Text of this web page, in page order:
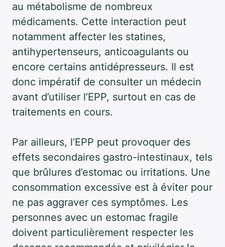
au métabolisme de nombreux
médicaments. Cette interaction peut
notamment affecter les statines,
antihypertenseurs, anticoagulants ou
encore certains antidépresseurs. Il est
donc impératif de consulter un médecin
avant d’utiliser l’EPP, surtout en cas de
traitements en cours.
Par ailleurs, l’EPP peut provoquer des
effets secondaires gastro-intestinaux, tels
que brûlures d’estomac ou irritations. Une
consommation excessive est à éviter pour
ne pas aggraver ces symptômes. Les
personnes avec un estomac fragile
doivent particulièrement respecter les